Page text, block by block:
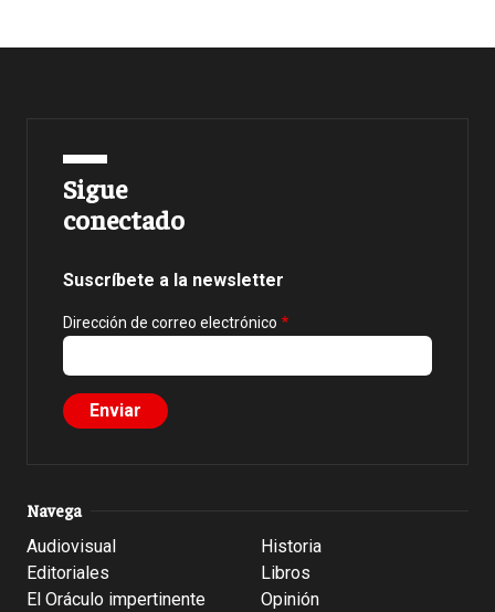
Sigue
conectado
Suscríbete a la newsletter
Dirección de correo electrónico
Navega
Audiovisual
Editoriales
El Oráculo impertinente
Historia
Libros
Opinión